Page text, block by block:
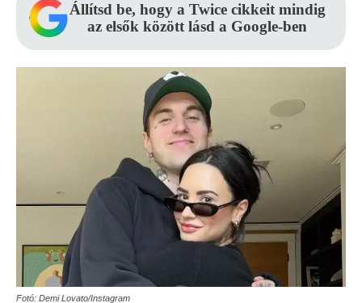
Állítsd be, hogy a Twice cikkeit mindig
az elsők között lásd a Google-ben
Fotó: Demi Lovato/Instagram